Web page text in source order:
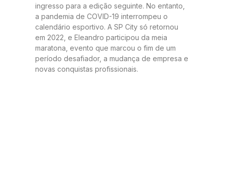
ingresso para a edição seguinte. No entanto,
a pandemia de COVID-19 interrompeu o
calendário esportivo. A SP City só retornou
em 2022, e Eleandro participou da meia
maratona, evento que marcou o fim de um
período desafiador, a mudança de empresa e
novas conquistas profissionais.